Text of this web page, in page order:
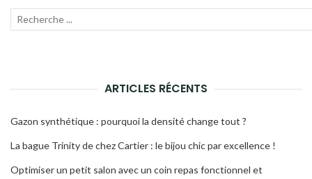
Recherche
ARTICLES RÉCENTS
Gazon synthétique : pourquoi la densité change tout ?
La bague Trinity de chez Cartier : le bijou chic par excellence !
Optimiser un petit salon avec un coin repas fonctionnel et